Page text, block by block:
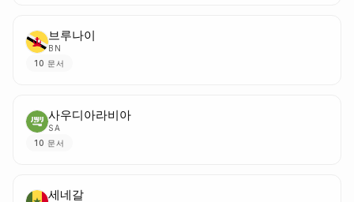
브루나이
BN
10 문서
사우디아라비아
SA
10 문서
세네갈